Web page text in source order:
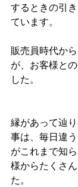
するときの引
ています。
販売員時代か
が、お客様と
した。
縁があって辿
事は、毎日違
がこれまで知
様からたくさ
た。